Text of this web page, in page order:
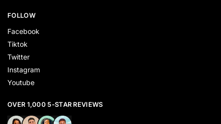
FOLLOW
Facebook
Tiktok
Twitter
Instagram
Youtube
OVER 1,000 5-STAR REVIEWS